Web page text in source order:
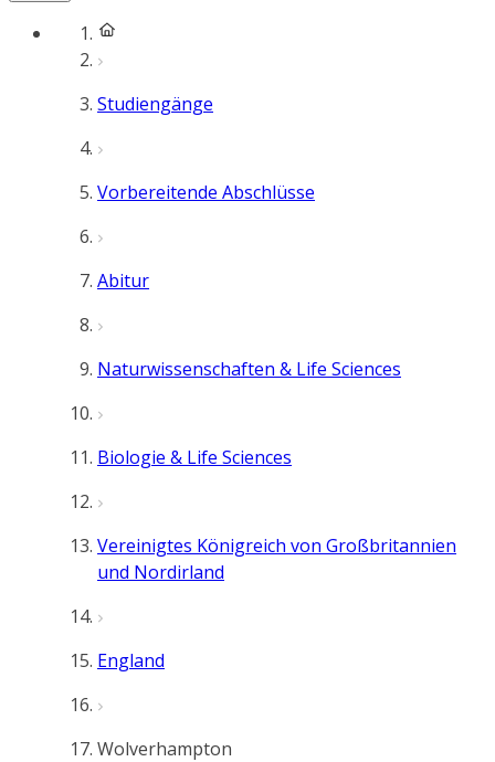
Studiengänge
Vorbereitende Abschlüsse
Abitur
Naturwissenschaften & Life Sciences
Biologie & Life Sciences
Vereinigtes Königreich von Großbritannien
und Nordirland
England
Wolverhampton